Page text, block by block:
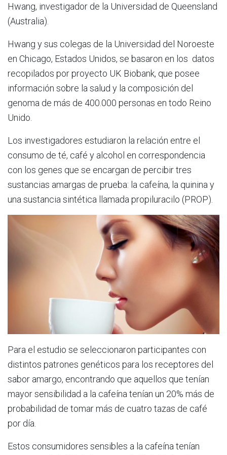
Hwang, investigador de la Universidad de Queensland
(Australia).
Hwang y sus colegas de la Universidad del Noroeste
en Chicago, Estados Unidos, se basaron en los datos
recopilados por proyecto UK Biobank, que posee
información sobre la salud y la composición del
genoma de más de 400.000 personas en todo Reino
Unido.
Los investigadores estudiaron la relación entre el
consumo de té, café y alcohol en correspondencia
con los genes que se encargan de percibir tres
sustancias amargas de prueba: la cafeína, la quinina y
una sustancia sintética llamada propiluracilo (PROP).
Para el estudio se seleccionaron participantes con
distintos patrones genéticos para los receptores del
sabor amargo, encontrando que aquellos que tenían
mayor sensibilidad a la cafeína tenían un 20% más de
probabilidad de tomar más de cuatro tazas de café
por día.
Estos consumidores sensibles a la cafeína tenían